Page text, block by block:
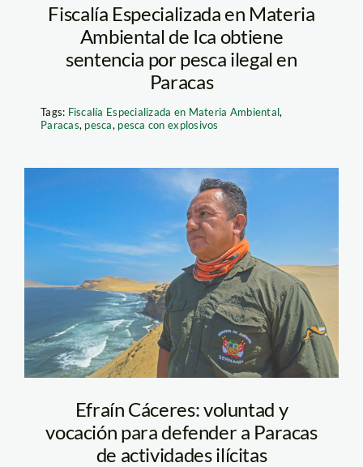
Fiscalía Especializada en Materia
Ambiental de Ica obtiene
sentencia por pesca ilegal en
Paracas
Tags: Fiscalía Especializada en Materia Ambiental,
Paracas, pesca, pesca con explosivos
efrain-caceres—
guardaparque—
sernanp-viajeros
Efraín Cáceres: voluntad y
vocación para defender a Paracas
de actividades ilícitas